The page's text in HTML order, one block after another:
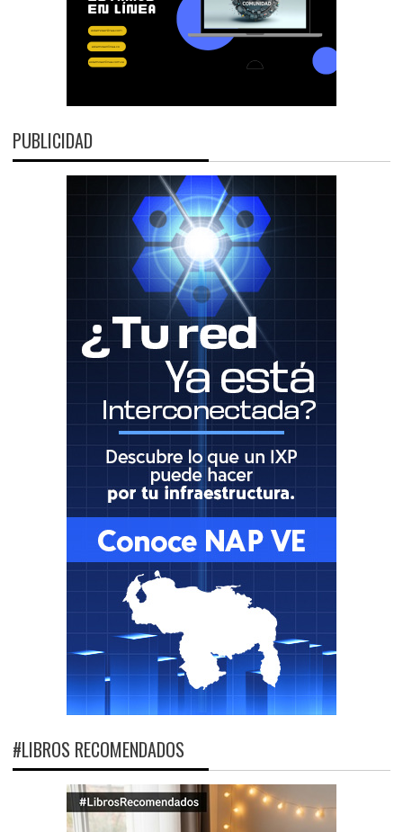
PUBLICIDAD
#LIBROS RECOMENDADOS